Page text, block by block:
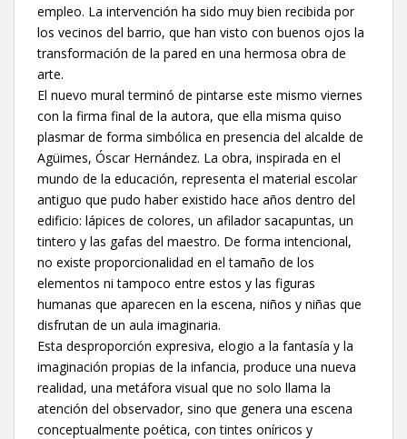
empleo. La intervención ha sido muy bien recibida por
los vecinos del barrio, que han visto con buenos ojos la
transformación de la pared en una hermosa obra de
arte.
El nuevo mural terminó de pintarse este mismo viernes
con la firma final de la autora, que ella misma quiso
plasmar de forma simbólica en presencia del alcalde de
Agüimes, Óscar Hernández. La obra, inspirada en el
mundo de la educación, representa el material escolar
antiguo que pudo haber existido hace años dentro del
edificio: lápices de colores, un afilador sacapuntas, un
tintero y las gafas del maestro. De forma intencional,
no existe proporcionalidad en el tamaño de los
elementos ni tampoco entre estos y las figuras
humanas que aparecen en la escena, niños y niñas que
disfrutan de un aula imaginaria.
Esta desproporción expresiva, elogio a la fantasía y la
imaginación propias de la infancia, produce una nueva
realidad, una metáfora visual que no solo llama la
atención del observador, sino que genera una escena
conceptualmente poética, con tintes oníricos y